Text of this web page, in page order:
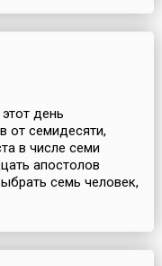
день
от семидесяти,
в числе семи
апостолов
семь человек,